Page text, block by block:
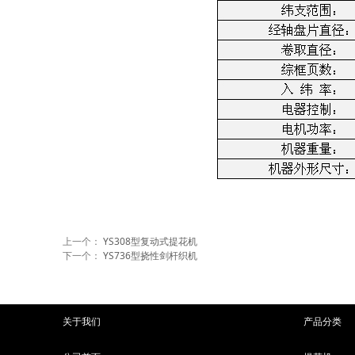
上一个： YS308型复动式提花机
下一个： YS736型挠性剑杆织机
关于我们 产品分类